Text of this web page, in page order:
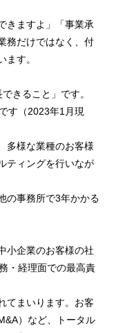
きますよ」「事業承
務だけではなく、付
ます。
きること」です。
す（2023年1月現
多様な業種のお客様
ティングを行いなが
の事務所で3年かかる
小企業のお客様の社
・経理面での最高責
てまいります。お客
）など、トータル